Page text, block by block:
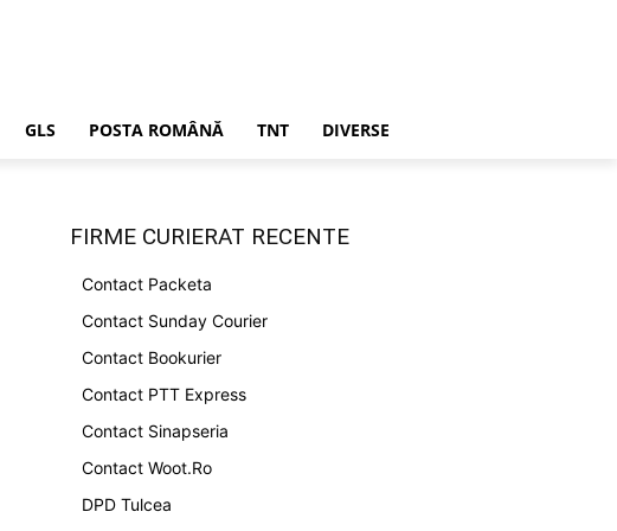
GLS POSTA ROMÂNĂ TNT DIVERSE
FIRME CURIERAT RECENTE
Contact Packeta
Contact Sunday Courier
Contact Bookurier
Contact PTT Express
Contact Sinapseria
Contact Woot.Ro
DPD Tulcea